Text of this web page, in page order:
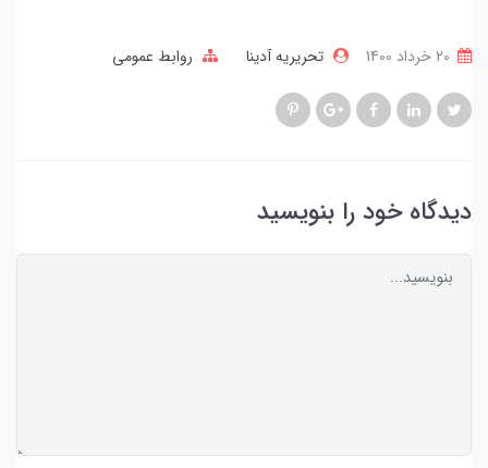
تحریریه آدینا روابط عمومی
دیدگاه خود را بنویسید